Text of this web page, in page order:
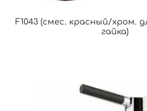
F1043 (смес. красный/хром.
гайка)